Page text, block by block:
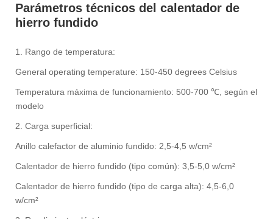
Parámetros técnicos del calentador de
hierro fundido
1. Rango de temperatura:
General operating temperature: 150-450 degrees Celsius
Temperatura máxima de funcionamiento: 500-700 ℃, según el
modelo
2. Carga superficial:
Anillo calefactor de aluminio fundido: 2,5-4,5 w/cm²
Calentador de hierro fundido (tipo común): 3,5-5,0 w/cm²
Calentador de hierro fundido (tipo de carga alta): 4,5-6,0
w/cm²